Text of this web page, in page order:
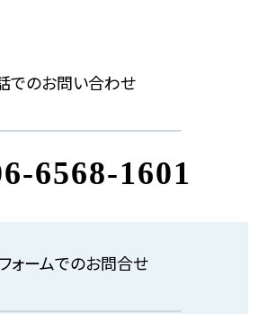
でのお問い合わせ
6568-1601
ォームでのお問合せ